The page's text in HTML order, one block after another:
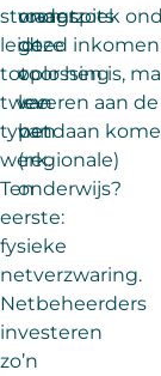
stroomspits
leidt
tot
twee
typen
werk.
Ten
eerste:
fysieke
netverzwaring.
Netbeheerders
investeren
zo’n
vraagt
deze
oplossing
van
het
(regionale)
onderwijs?
onderzoek
goed
voor hen is,
leveren aan
vandaan